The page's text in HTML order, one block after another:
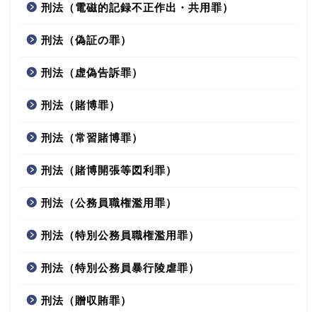
刑法（電磁的記録不正作出・共用罪）
刑法（偽証の罪）
刑法（虚偽告訴罪）
刑法（賭博罪）
刑法（常習賭博罪）
刑法（賭博開張等図利罪）
刑法（公務員職権濫用罪）
刑法（特別公務員職権濫用罪）
刑法（特別公務員暴行陵虐罪）
刑法（贈収賄罪）